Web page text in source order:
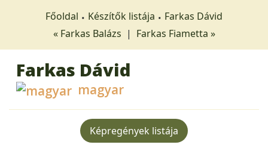
Főoldal Készítők listája
Farkas Dávid
« Farkas Balázs | Farkas Fiametta »
Farkas Dávid
magyar
Képregények listája